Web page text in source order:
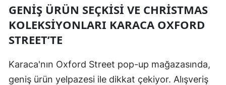
GENIŞ ÜRÜN SEÇKISI VE CHRISTMAS
KOLEKSIYONLARI KARACA OXFORD
STREET’TE
Karaca'nın Oxford Street pop-up mağazasında,
geniş ürün yelpazesi ile dikkat çekiyor. Alışveriş